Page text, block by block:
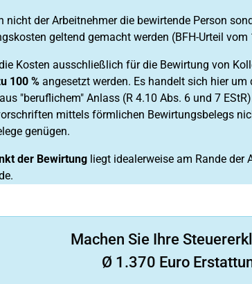
nicht der Arbeitnehmer die bewirtende Person
geltend gemacht werden (BFH-Urteil
Kosten ausschließlich für die Bewirtung von
100 %angesetzt werden. Es handelt sich hier
"beruflichem" Anlass (R 4.10 Abs. 6 und 7
mittels förmlichen Bewirtungsbelegs
genügen.
der Bewirtungliegt idealerweise am Rande der
Machen Sie Ihre
Ø 1.370 Euro